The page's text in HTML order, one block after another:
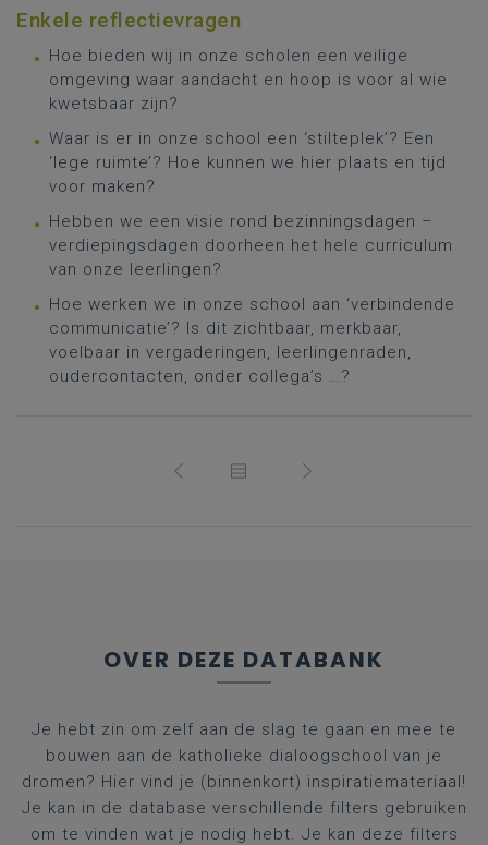
Enkele reflectievragen
Hoe bieden wij in onze scholen een veilige
omgeving waar aandacht en hoop is voor al wie
kwetsbaar zijn?
Waar is er in onze school een ‘stilteplek’? Een
‘lege ruimte’? Hoe kunnen we hier plaats en tijd
voor maken?
Hebben we een visie rond bezinningsdagen –
verdiepingsdagen doorheen het hele curriculum
van onze leerlingen?
Hoe werken we in onze school aan ‘verbindende
communicatie’? Is dit zichtbaar, merkbaar,
voelbaar in vergaderingen, leerlingenraden,
oudercontacten, onder collega’s …?
OVER DEZE DATABANK
Je hebt zin om zelf aan de slag te gaan en mee te
bouwen aan de katholieke dialoogschool van je
dromen? Hier vind je (binnenkort) inspiratiemateriaal!
Je kan in de database verschillende filters gebruiken
om te vinden wat je nodig hebt. Je kan deze filters